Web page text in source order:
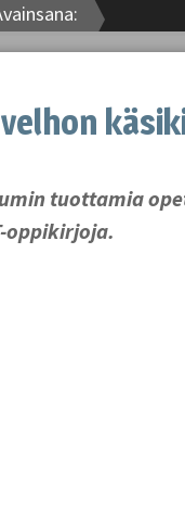
velhon
tuottamia
oppikirjoja.